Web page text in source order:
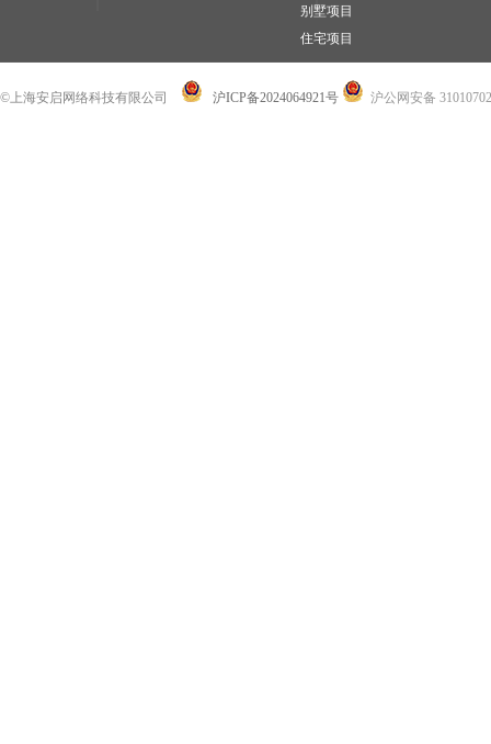
别墅项目
住宅项目
©上海安启网络科技有限公司 沪ICP备2024064921号 沪公网安备